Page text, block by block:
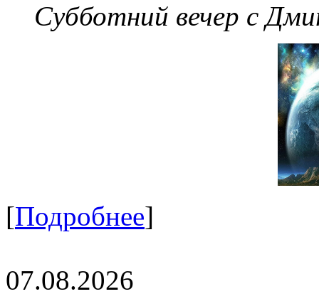
Субботний вечер с
[Подробнее]
07.08.2026